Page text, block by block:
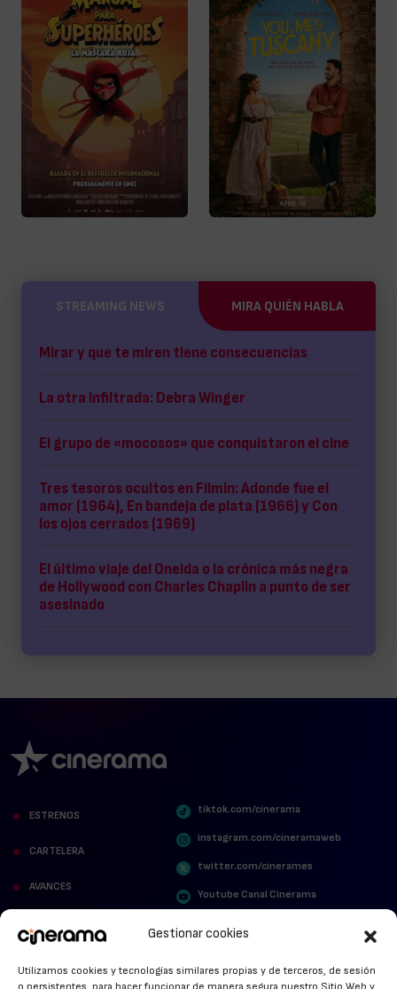
Gestionar cookies
Utilizamos cookies y tecnologías similares propias y de terceros, de sesión
o persistentes, para hacer funcionar de manera segura nuestro Sitio Web y
STREAMING NEWS MIRA QUIÉN HABLA
Mirar y que te miren tiene consecuencias
La otra Infiltrada: Debra Winger
El grupo de «mocosos» que conquistaron el cine
Tres tesoros ocultos en Filmin: Adonde fue el
amor (1964), En bandeja de plata (1966) y Con
los ojos cerrados (1969)
El último viaje del Oneida o la crónica más negra
de Hollywood con Charles Chaplin a punto de ser
asesinado
ESTRENOS
CARTELERA
AVANCES
tiktok.com/cinerama
instagram.com/cineramaweb
twitter.com/cinerames
Youtube Canal Cinerama